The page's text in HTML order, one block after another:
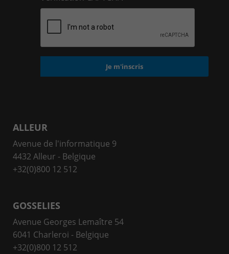
ALLEUR
Avenue de l'informatique 9
4432 Alleur - Belgique
+32(0)800 12 512
GOSSELIES
Avenue Georges Lemaître 54
6041 Charleroi - Belgique
+32(0)800 12 512